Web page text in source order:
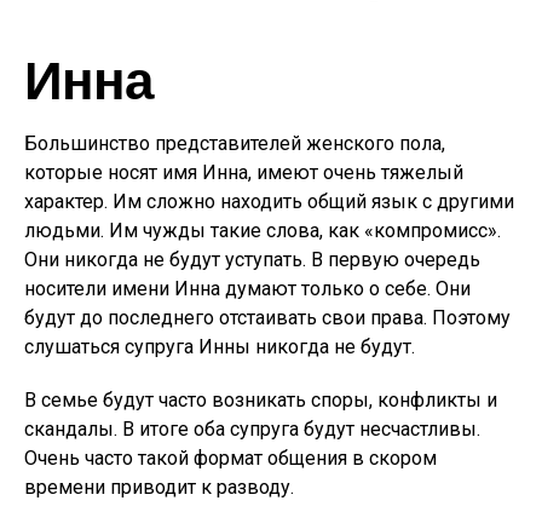
Инна
Большинство представителей женского пола,
которые носят имя Инна, имеют очень тяжелый
характер. Им сложно находить общий язык с другими
людьми. Им чужды такие слова, как «компромисс».
Они никогда не будут уступать. В первую очередь
носители имени Инна думают только о себе. Они
будут до последнего отстаивать свои права. Поэтому
слушаться супруга Инны никогда не будут.
В семье будут часто возникать споры, конфликты и
скандалы. В итоге оба супруга будут несчастливы.
Очень часто такой формат общения в скором
времени приводит к разводу.